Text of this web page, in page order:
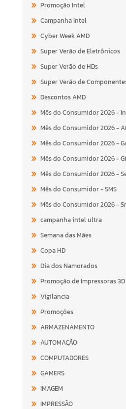
Promoção Intel
Campanha Intel
Cyber Week AMD
Super Verão de Eletrônicos
Super Verão de HDs
Super Verão de
Descontos AMD
Mês do Consumidor 2026 -
Mês do Consumidor 2026 -
Mês do Consumidor 2026 -
Mês do Consumidor 2026 -
Mês do Consumidor 2026 -
Mês do Consumidor - SMS
Mês do Consumidor 2026 -
campanha intel ultra
Semana das Mães
Copa HD
Dia dos Namorados
Promoção de Impressoras 3D
Vigilancia
Promoções
ARMAZENAMENTO
AUTOMAÇÃO
COMPUTADORES
GAMERS
IMAGEM
IMPRESSÃO